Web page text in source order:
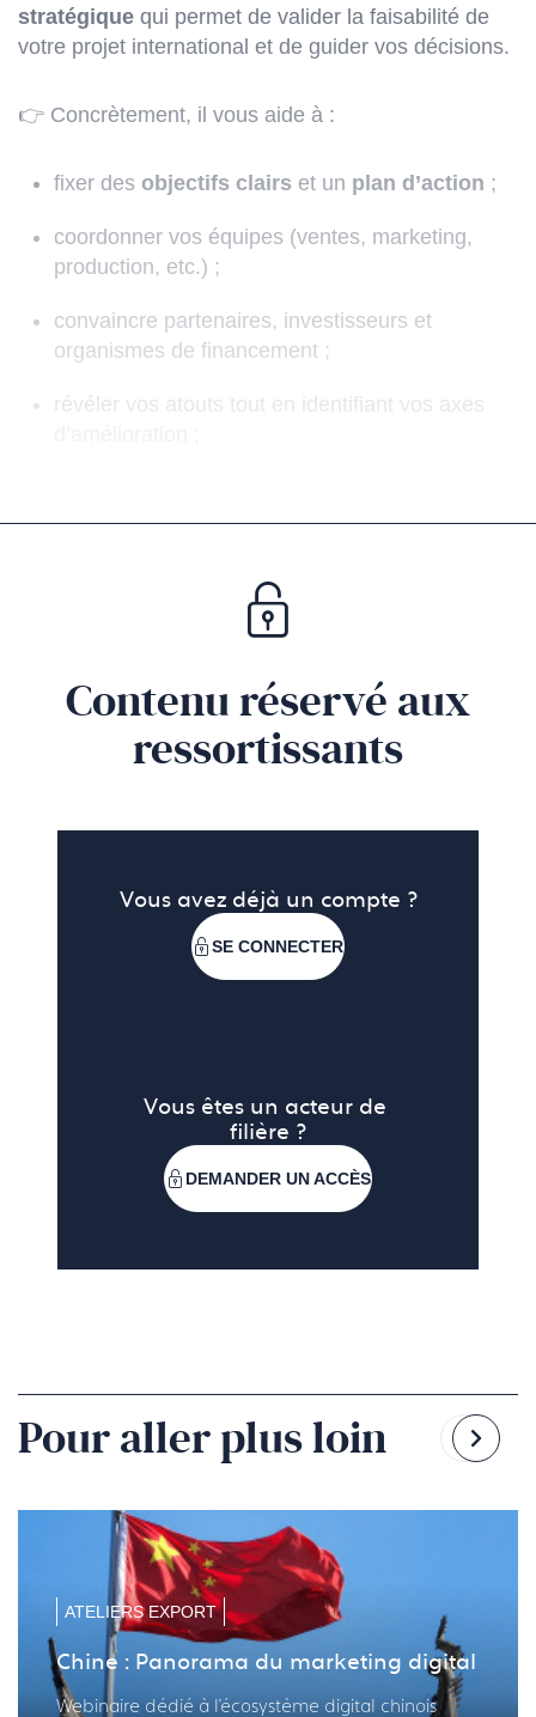
stratégique qui permet de valider la faisabilité de
votre projet international et de guider vos décisions.
👉 Concrètement, il vous aide à :
fixer des objectifs clairs et un plan d’action ;
coordonner vos équipes (ventes, marketing,
production, etc.) ;
convaincre partenaires, investisseurs et
organismes de financement ;
révéler vos atouts tout en identifiant vos axes
Contenu réservé aux
ressortissants
Vous avez déjà un compte ?
SE CONNECTER
Vous êtes un acteur de
filière ?
DEMANDER UN ACCÈS
Pour aller plus loin
lala
ATELIERS EXPORT
Chine : Panorama du marketing digital
Webinaire dédié à l'écosystème digital chinois